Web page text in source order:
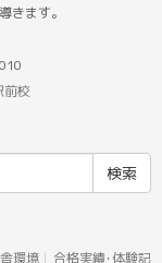
きます。
前校
環境 合格実績･体験記